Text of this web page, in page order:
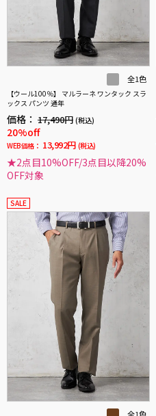
全1色
【ウール100％】 マルラーネ ワンタック スラ
ックス パンツ 通年
価格： 17,490円 (税込)
20%off
WEB価格： 13,992円 (税込)
★2点目10%OFF/3点目以降20%
OFF対象
SALE